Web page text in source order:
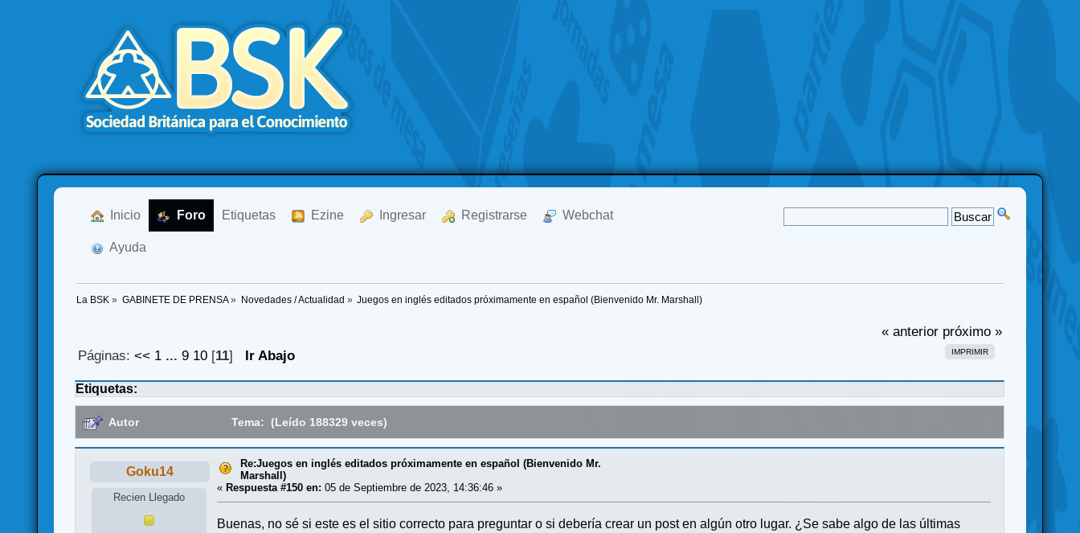
Inicio Foro Etiquetas Ezine Ingresar Registrarse Webchat
Ayuda
La BSK » GABINETE DE PRENSA» Novedades / Actualidad » Juegos en inglés editados próximamente en español (Bienvenido Mr. Marshall)
« anterior próximo »
IMPRIMIR
Páginas: << 1 ... 9 10[11] Ir Abajo
Etiquetas:
Autor Tema: (Leído 188329 veces)
Goku14
Recien Llegado
Re:Juegos en inglés editados próximamente en español (Bienvenido Mr.
Marshall)
« Respuesta #150 en: 05 de Septiembre de 2023, 14:36:46 »
Buenas, no sé si este es el sitio correcto para preguntar o si debería crear un post en algún otro lugar. ¿Se sabe algo de las últimas